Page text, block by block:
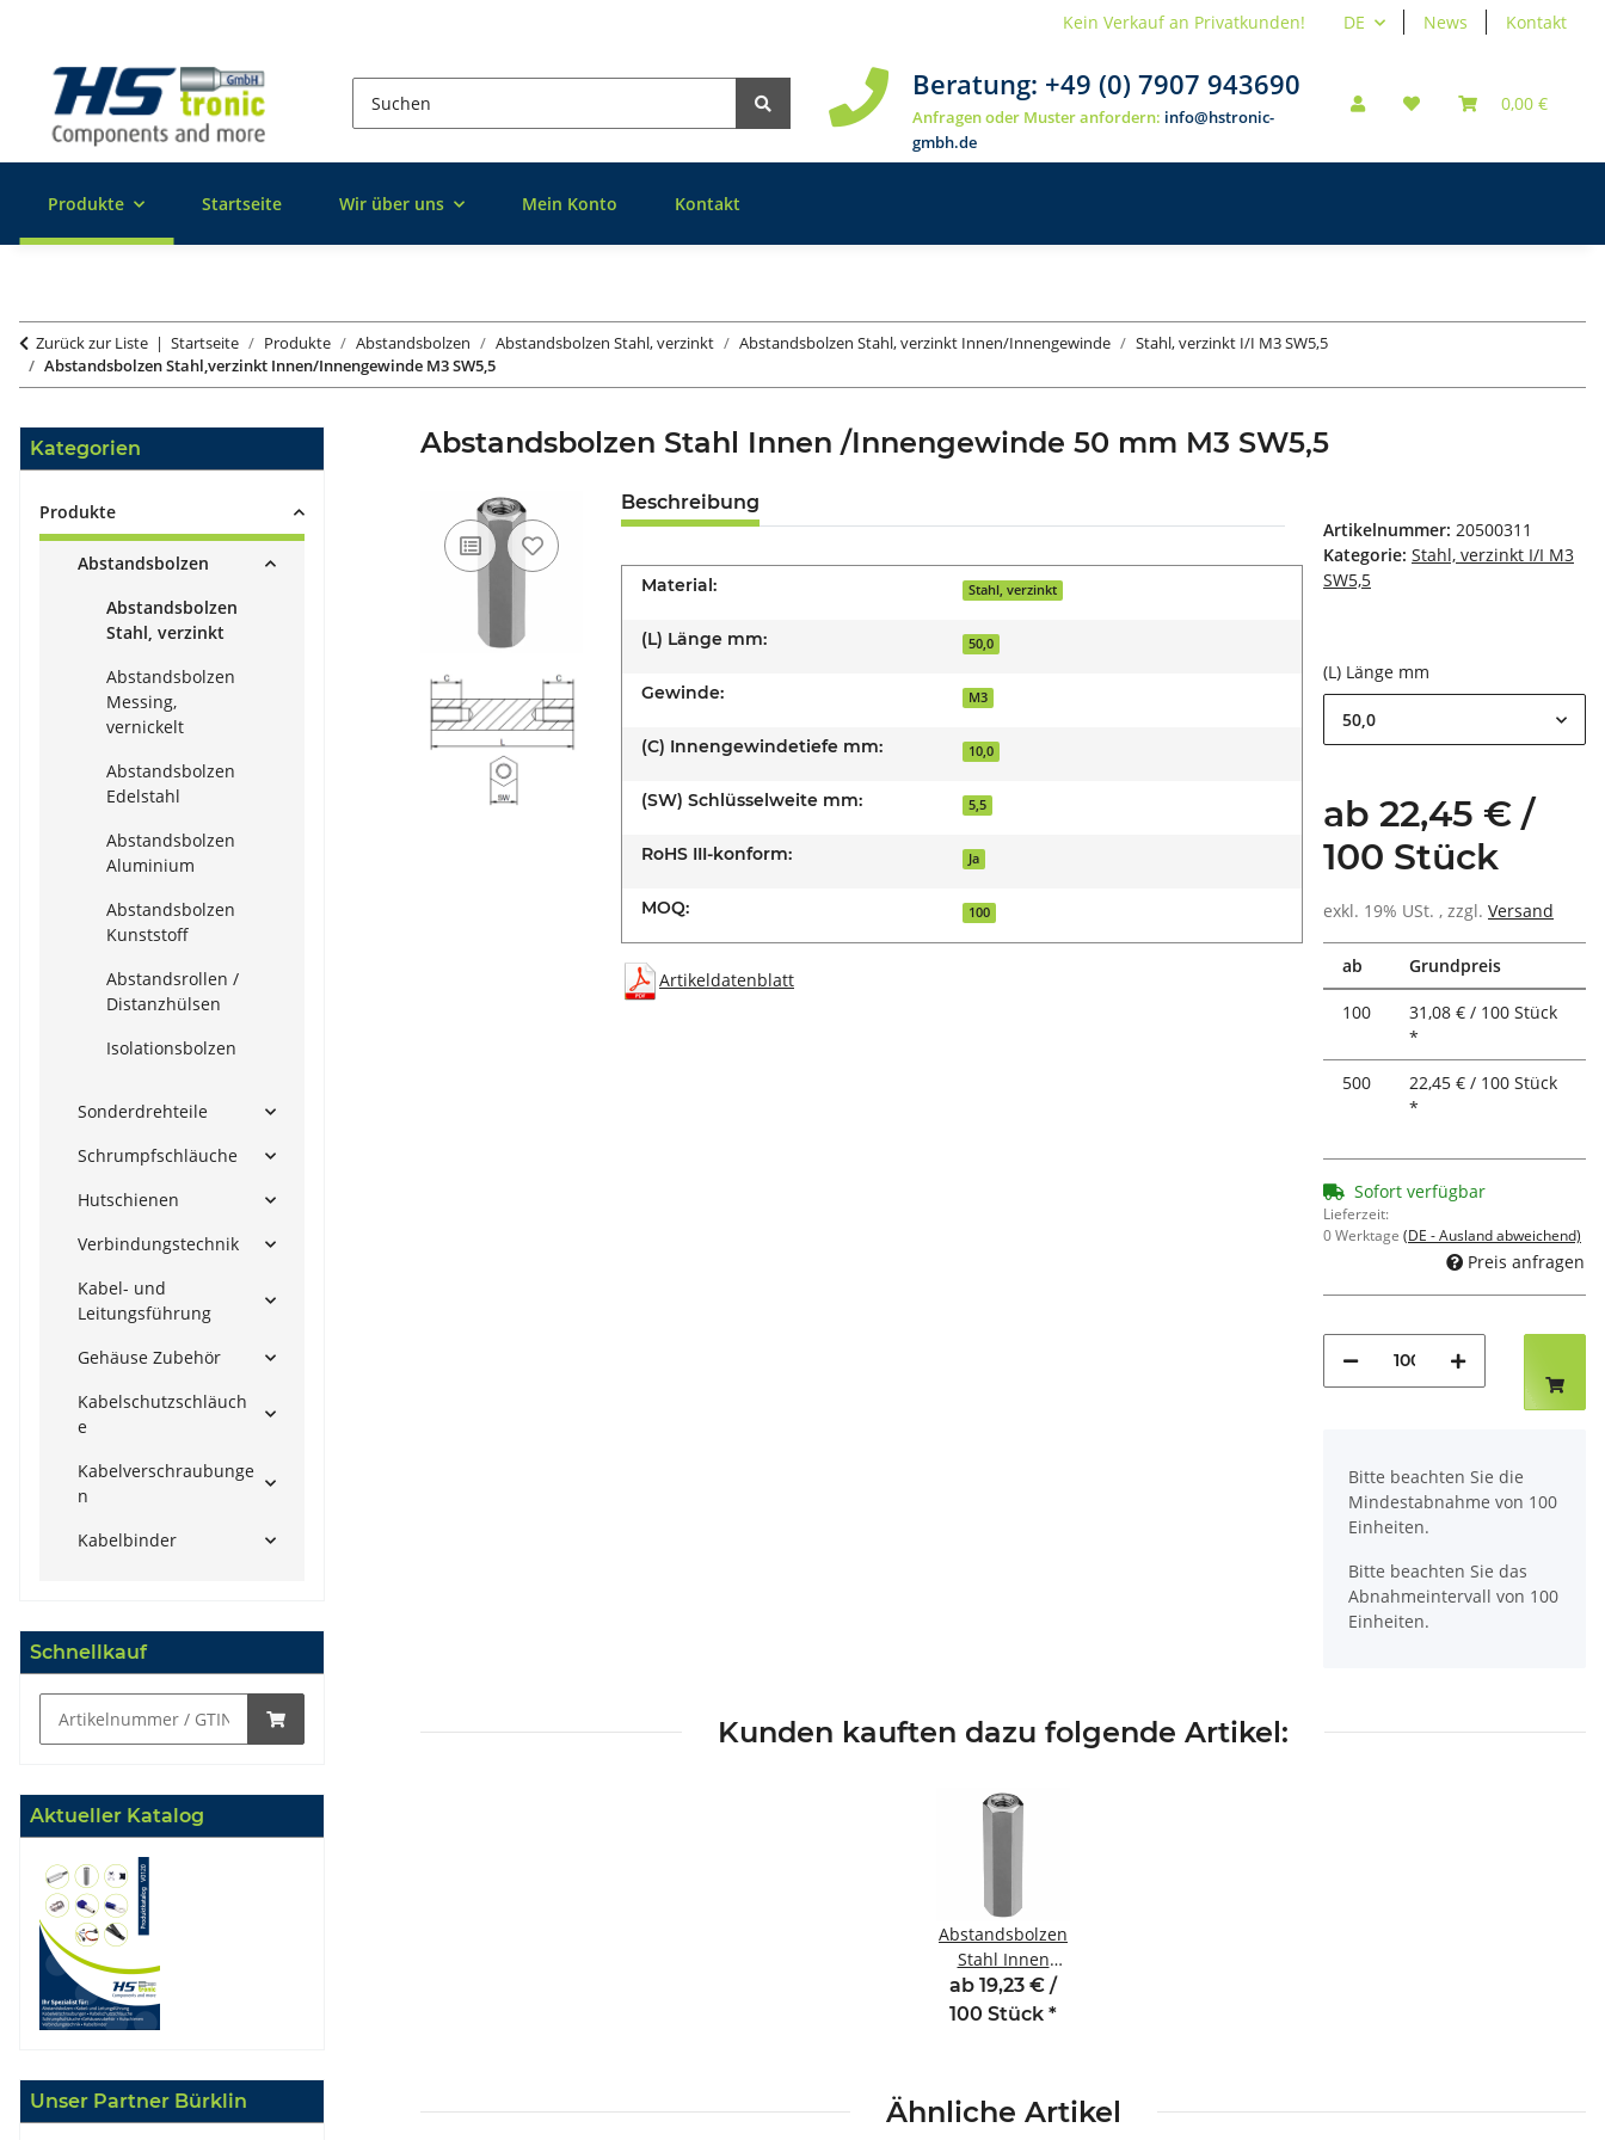
DE News Kontakt
Kein Verkauf an Privatkunden!
Beratung: +49 (0) 7907 943690
Anfragen oder Muster anfordern: info@hstronic-
gmbh.de
0,00 €
Produkte Startseite Wir über uns Mein Konto Kontakt
Zurück zur Liste Startseite Produkte Abstandsbolzen Abstandsbolzen Stahl, verzinkt Abstandsbolzen Stahl, verzinkt Innen/Innengewinde
Stahl, verzinkt I/I M3 SW5,5
Abstandsbolzen Stahl,verzinkt Innen/Innengewinde M3 SW5,5
Abstandsbolzen Stahl Innen /Innengewinde 50 mm M3 SW5,5
Beschreibung
Material: Stahl, verzinkt
(L) Länge mm: 50,0
Gewinde: M3
(C) Innengewindetiefe mm: 10,0
(SW) Schlüsselweite mm: 5,5
RoHS III-konform: Ja
MOQ: 100
Artikeldatenblatt
Artikelnummer: 20500311
Kategorie: Stahl, verzinkt I/I M3
SW5,5
(L) Länge mm
50,0
ab 22,45 € /
100 Stück
exkl. 19% USt. , zzgl. Versand
ab Grundpreis
100
31,08 € / 100 Stück
*
500
22,45 € / 100 Stück
*
Sofort verfügbar
Lieferzeit:
0 Werktage (DE - Ausland abweichend)
Preis anfragen
Bitte beachten Sie die
Mindestabnahme von 100
Einheiten.
Bitte beachten Sie das
Abnahmeintervall von 100
Einheiten.
Kunden kauften dazu folgende Artikel:
Abstandsbolzen
Stahl Innen
/Innengewinde
35 mm M3
ab 19,23 € /
100 Stück *
Ähnliche Artikel
Kategorien
Produkte
Abstandsbolzen
Abstandsbolzen
Stahl, verzinkt
Abstandsbolzen
Messing,
vernickelt
Abstandsbolzen
Edelstahl
Abstandsbolzen
Aluminium
Abstandsbolzen
Kunststoff
Abstandsrollen /
Distanzhülsen
Isolationsbolzen
Sonderdrehteile
Schrumpfschläuche
Hutschienen
Verbindungstechnik
Kabel- und
Leitungsführung
Gehäuse Zubehör
Kabelschutzschläuch
e
Kabelverschraubunge
n
Kabelbinder
Schnellkauf
Aktueller Katalog
Unser Partner Bürklin